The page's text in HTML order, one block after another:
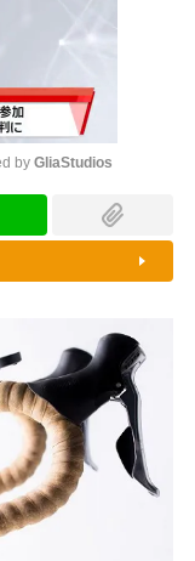
by GliaStudios